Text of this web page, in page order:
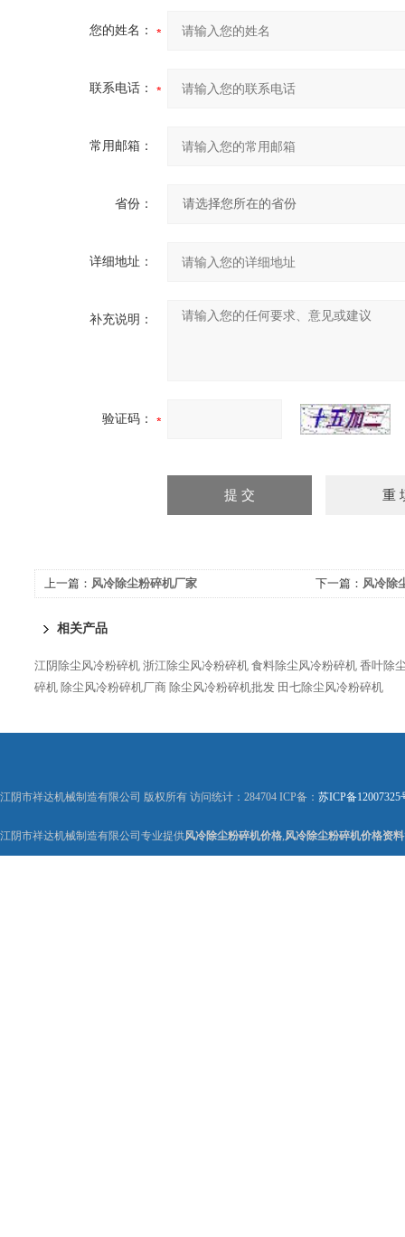
您的姓名：
联系电话：
常用邮箱：
省份：
详细地址：
补充说明：
验证码：
上一篇： 风冷除尘粉碎机厂家 下一篇： 风冷除
相关产品
江阴除尘风冷粉碎机 浙江除尘风冷粉碎机 食料除尘风冷粉碎机 香叶除
碎机 除尘风冷粉碎机厂商 除尘风冷粉碎机批发 田七除尘风冷粉碎机
江阴市祥达机械制造有限公司 版权所有 访问统计：284704 ICP备： 苏ICP备12007325
江阴市祥达机械制造有限公司专业提供风冷除尘粉碎机价格,风冷除尘粉碎机价格资料